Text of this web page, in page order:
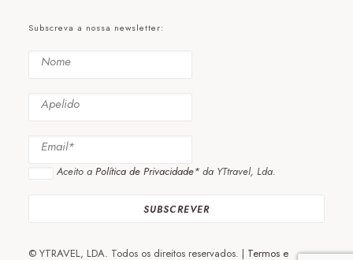
Subscreva a nossa newsletter:
Aceito a Política de Privacidade* da YTtravel, Lda.
© YTRAVEL, LDA. Todos os direitos reservados. | Termos e